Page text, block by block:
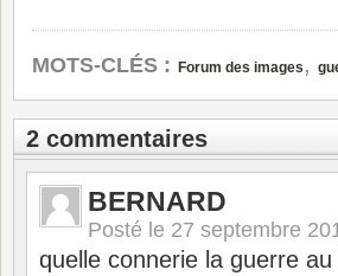
MOTS-CLÉS : Forum des images ,
2 commentaires
BERNARD
Posté le 27 septembre
quelle connerie la guerre